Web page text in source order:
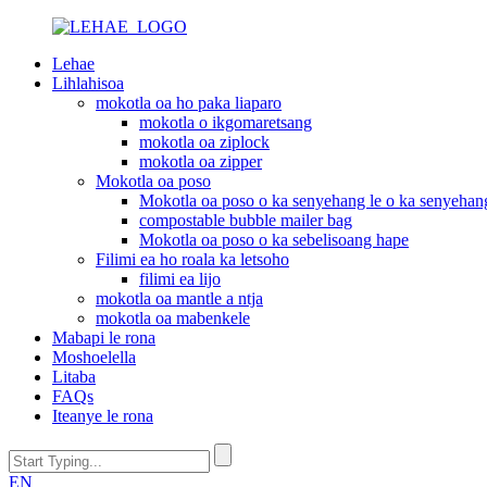
Lehae
Lihlahisoa
mokotla oa ho paka liaparo
mokotla o ikgomaretsang
mokotla oa ziplock
mokotla oa zipper
Mokotla oa poso
Mokotla oa poso o ka senyehang le o ka
compostable bubble mailer bag
Mokotla oa poso o ka sebelisoang hape
Filimi ea ho roala ka letsoho
filimi ea lijo
mokotla oa mantle a ntja
mokotla oa mabenkele
Mabapi le rona
Moshoelella
Litaba
FAQs
Iteanye le rona
EN